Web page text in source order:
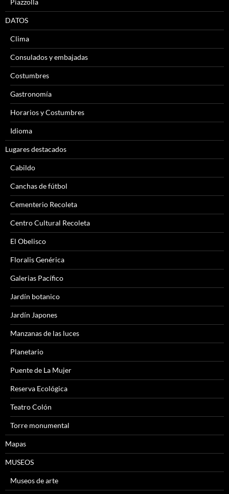
Piazzolla
DATOS
Clima
Consulados y embajadas
Costumbres
Gastronomía
Horarios y Costumbres
Idioma
Lugares destacados
Cabildo
Canchas de fútbol
Cementerio Recoleta
Centro Cultural Recoleta
El Obelisco
Floralis Genérica
Galerias Pacífico
Jardín botanico
Jardín Japones
Manzanas de las luces
Planetario
Puente de La Mujer
Reserva Ecológica
Teatro Colón
Torre monumental
Mapas
MUSEOS
Museos de arte